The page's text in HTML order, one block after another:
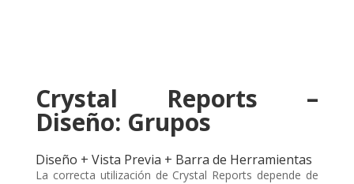
Crystal Reports –
Diseño: Grupos
Diseño + Vista Previa + Barra de Herramientas
La correcta utilización de Crystal Reports depende de